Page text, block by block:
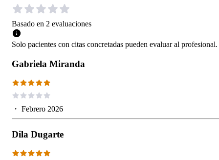
Basado en 2 evaluaciones
Solo pacientes con citas concretadas pueden evaluar al profesional.
Gabriela Miranda
・ Febrero 2026
Dila Dugarte